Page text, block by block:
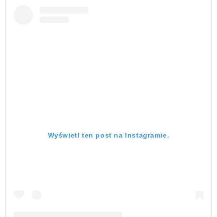
Wyświetl ten post na Instagramie.